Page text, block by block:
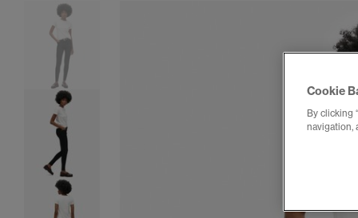
Cookie
By clicking
navigation,